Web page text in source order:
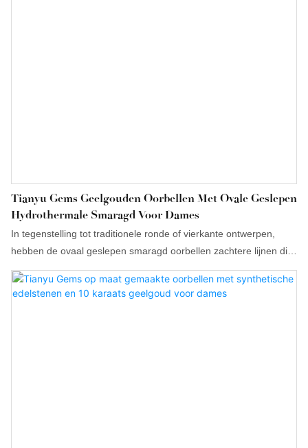
Tianyu Gems Geelgouden Oorbellen Met Ovale Geslepen
Hydrothermale Smaragd Voor Dames
In tegenstelling tot traditionele ronde of vierkante ontwerpen,
hebben de ovaal geslepen smaragd oorbellen zachtere lijnen die
bij verschillende gezichtsvormen passen. De vergulde
oorbelconstructie is bovendien duurzamer en comfortabeler,
waardoor ze ideaal zijn om elke dag te dragen.